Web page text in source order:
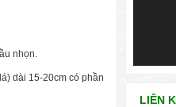
nhọn.
dài 15-20cm có phần
LIÊN